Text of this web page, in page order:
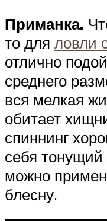
Приманка.
то для ловли
отлично
среднего
вся мелкая
обитает
спиннинг
себя
можно
блесну.